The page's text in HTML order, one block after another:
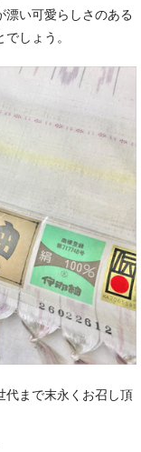
漂い可愛らしさのある
しょう。
代まで末永くお召し頂